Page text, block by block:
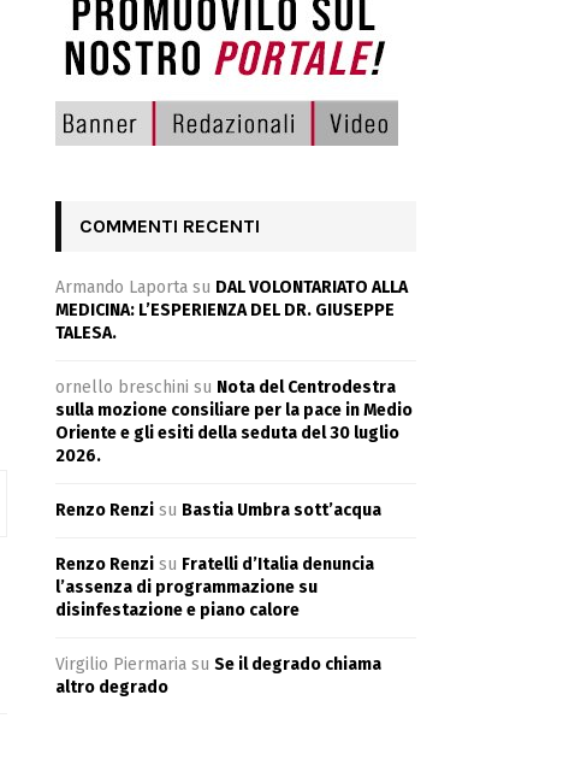
COMMENTI RECENTI
Armando Laporta su DAL VOLONTARIATO ALLA
MEDICINA: L’ESPERIENZA DEL DR. GIUSEPPE
TALESA.
ornello breschini su Nota del Centrodestra
sulla mozione consiliare per la pace in Medio
Oriente e gli esiti della seduta del 30 luglio
2026.
Renzo Renzi su Bastia Umbra sott’acqua
Renzo Renzi su Fratelli d’Italia denuncia
l’assenza di programmazione su
disinfestazione e piano calore
Virgilio Piermaria su Se il degrado chiama
altro degrado